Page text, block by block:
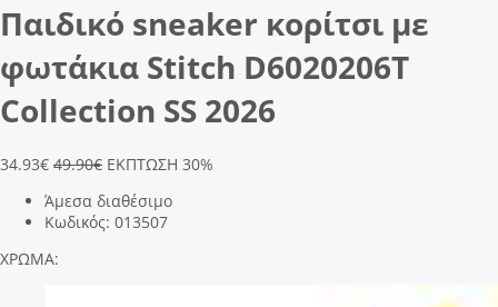
Παιδικό sneaker κορίτσι με
φωτάκια Stitch D6020206Τ
Collection SS 2026
34.93€ 49.90€ ΕΚΠΤΩΣΗ 30%
Άμεσα διαθέσιμο
Κωδικός: 013507
ΧΡΩΜΑ: